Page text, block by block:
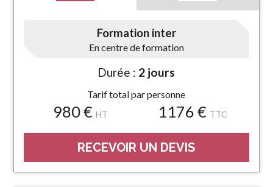
Formation inter
En centre de formation
Durée : 2 jours
Tarif total par personne
980 € HT 1176 € TTC
RECEVOIR UN DEVIS